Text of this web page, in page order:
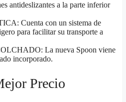
antideslizantes a la parte inferior
Cuenta con un sistema de
para facilitar su transporte a
La nueva Spoon viene
incorporado.
Precio